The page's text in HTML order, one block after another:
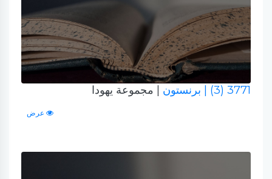
3771 (3) | برنستون | مجموعة يهودا
عرض